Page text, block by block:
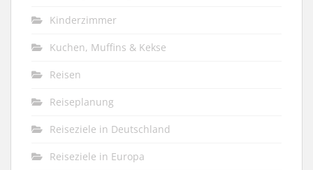
Kinderzimmer
Kuchen, Muffins & Kekse
Reisen
Reiseplanung
Reiseziele in Deutschland
Reiseziele in Europa